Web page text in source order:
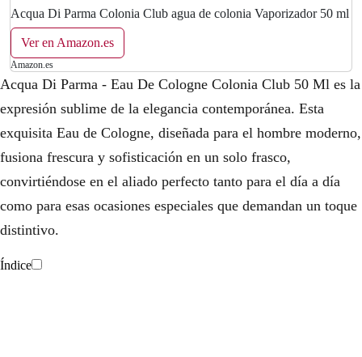
Acqua Di Parma Colonia Club agua de colonia Vaporizador 50 ml
Ver en Amazon.es
Amazon.es
Acqua Di Parma - Eau De Cologne Colonia Club 50 Ml es la
expresión sublime de la elegancia contemporánea. Esta
exquisita Eau de Cologne, diseñada para el hombre moderno,
fusiona frescura y sofisticación en un solo frasco,
convirtiéndose en el aliado perfecto tanto para el día a día
como para esas ocasiones especiales que demandan un toque
distintivo.
Índice